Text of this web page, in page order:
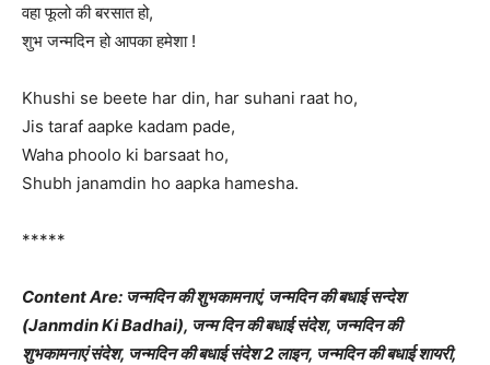
वहा फूलो की बरसात हो,
शुभ जन्मदिन हो आपका हमेशा !
Khushi se beete har din, har suhani raat ho,
Jis taraf aapke kadam pade,
Waha phoolo ki barsaat ho,
Shubh janamdin ho aapka hamesha.
*****
Content Are: जन्मदिन की शुभकामनाएं, जन्मदिन की बधाई सन्देश
(Janmdin Ki Badhai), जन्म दिन की बधाई संदेश, जन्मदिन की
शुभकामनाएं संदेश, जन्मदिन की बधाई संदेश 2 लाइन, जन्मदिन की बधाई शायरी,